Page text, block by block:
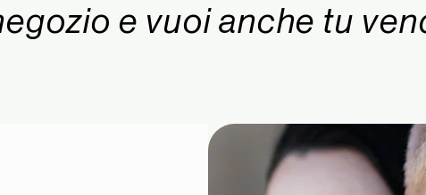
e vuoi anche tu